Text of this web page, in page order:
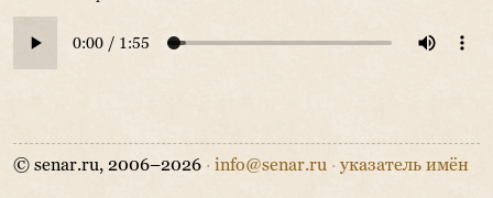
© senar.ru, 2006–2026 · info@senar.ru · указатель имён